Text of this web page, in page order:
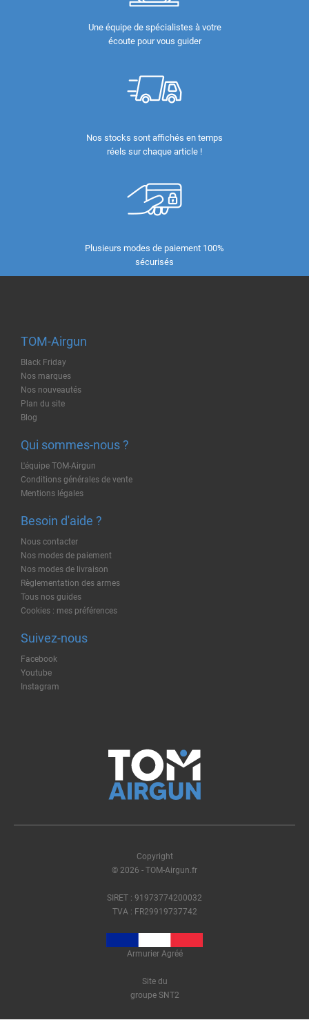
Une équipe de spécialistes à votre
écoute pour vous guider
Nos stocks sont affichés en temps
réels sur chaque article !
Plusieurs modes de paiement 100%
sécurisés
TOM-Airgun
Black Friday
Nos marques
Nos nouveautés
Plan du site
Blog
Qui sommes-nous ?
L'équipe TOM-Airgun
Conditions générales de vente
Mentions légales
Besoin d'aide ?
Nous contacter
Nos modes de paiement
Nos modes de livraison
Règlementation des armes
Tous nos guides
Cookies : mes préférences
Suivez-nous
Facebook
Youtube
Instagram
Copyright
© 2026 - TOM-Airgun.fr
SIRET : 91973774200032
TVA : FR29919737742
Armurier Agréé
Site du
groupe SNT2